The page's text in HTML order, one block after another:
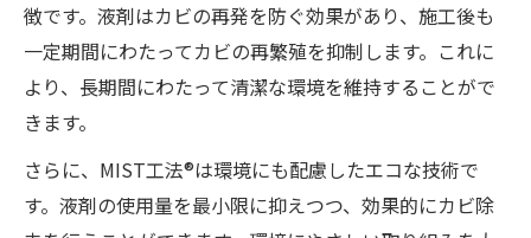
徴です。液剤はカビの再発を防ぐ効果があり、施工後も
一定期間にわたってカビの再繁殖を抑制します。これに
より、長期間にわたって清潔な環境を維持することがで
きます。
さらに、MIST工法®は環境にも配慮したエコな技術で
す。液剤の使用量を最小限に抑えつつ、効果的にカビ除